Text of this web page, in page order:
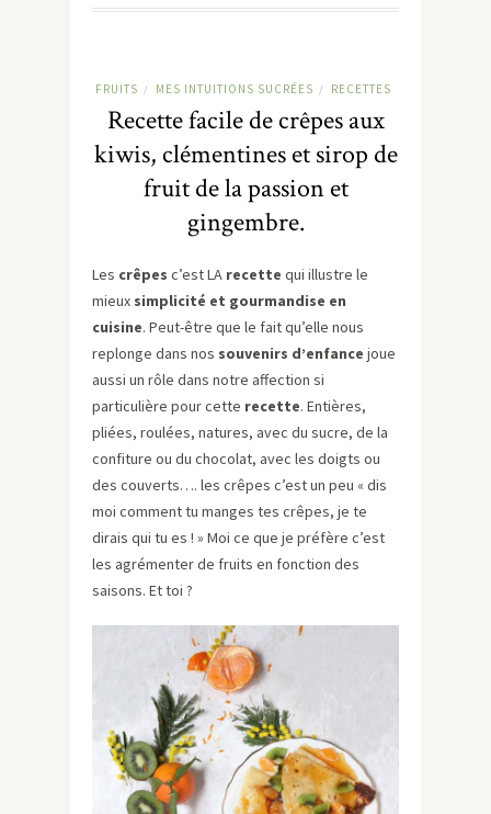
FRUITS / MES INTUITIONS SUCRÉES / RECETTES
Recette facile de crêpes aux
kiwis, clémentines et sirop de
fruit de la passion et
gingembre.
Les crêpes c’est LA recette qui illustre le
mieux simplicité et gourmandise en
cuisine. Peut-être que le fait qu’elle nous
replonge dans nos souvenirs d’enfance joue
aussi un rôle dans notre affection si
particulière pour cette recette. Entières,
pliées, roulées, natures, avec du sucre, de la
confiture ou du chocolat, avec les doigts ou
des couverts…. les crêpes c’est un peu « dis
moi comment tu manges tes crêpes, je te
dirais qui tu es ! » Moi ce que je préfère c’est
les agrémenter de fruits en fonction des
saisons. Et toi ?